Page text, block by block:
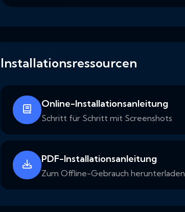
Installationsressourcen
Online-Installationsanleitung
Schritt für Schritt mit Screenshots
PDF-Installationsanleitung
Zum Offline-Gebrauch herunterladen